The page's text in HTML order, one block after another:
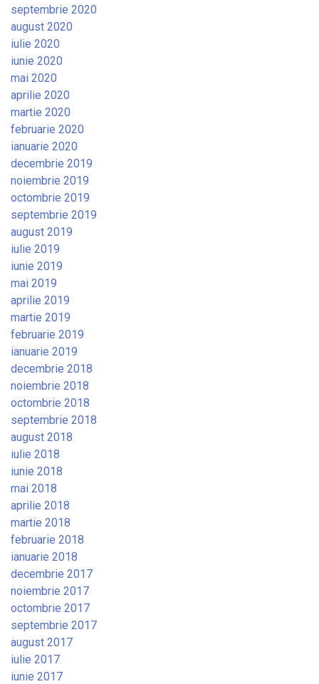
septembrie 2020
august 2020
iulie 2020
iunie 2020
mai 2020
aprilie 2020
martie 2020
februarie 2020
ianuarie 2020
decembrie 2019
noiembrie 2019
octombrie 2019
septembrie 2019
august 2019
iulie 2019
iunie 2019
mai 2019
aprilie 2019
martie 2019
februarie 2019
ianuarie 2019
decembrie 2018
noiembrie 2018
octombrie 2018
septembrie 2018
august 2018
iulie 2018
iunie 2018
mai 2018
aprilie 2018
martie 2018
februarie 2018
ianuarie 2018
decembrie 2017
noiembrie 2017
octombrie 2017
septembrie 2017
august 2017
iulie 2017
iunie 2017